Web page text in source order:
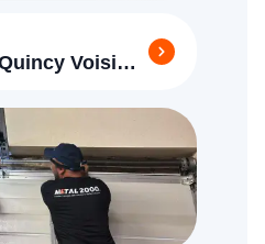
Voisins